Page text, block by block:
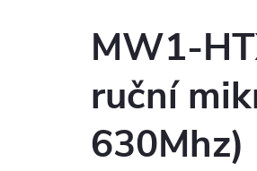
MW1-
ruční
630Mhz)